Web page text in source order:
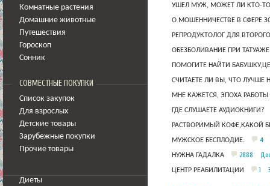
Комнатные растения
Домашние животные
Путешествия
Гороскоп
Сонник
СОВМЕСТНЫЕ ПОКУПКИ
Список закупок
Для взрослых
Детские товары
Зарубежные покупки
Прочие товары
Диеты
УШЕЛ МУЖ, МОЖЕТ ЛИ КТО-ТО
О МОШЕННИЧЕСТВЕ В СФЕРЕ
РЕПРОДУКТОЛОГ ДЛЯ
ОБЕЗБОЛИВАНИЕ ПРИ
ПОМОГИТЕ НАЙТИ
СЧИТАЕТЕ ЛИ ВЫ, ЧТО ЛУЧШЕ
МНЕ КАЖЕТСЯ, ЭПОХА
ГДЕ СЛУШАЕТЕ АУДИОКНИГИ?
РАСТВОРИМЫЙ КОФЕ,КАКОЙ
МУЖСКОЕ БЕСПЛОДИЕ. 4
НУЖНА ГАДАЛКА 2888
ЦЕНТР РЕАБИЛИТАЦИИ 1